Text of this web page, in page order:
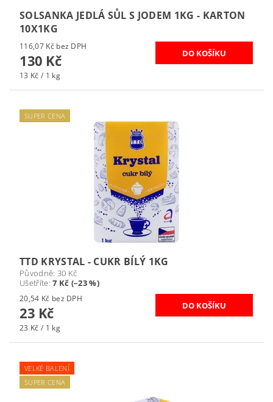
SOLSANKA JEDLÁ SŮL S JODEM 1KG - KARTON
10X1KG
116,07 Kč bez DPH
130 Kč
13 Kč / 1 kg
SUPER CENA
TTD KRYSTAL - CUKR BÍLÝ 1KG
Původně: 30 Kč
Ušetříte:7 Kč (–23 %)
20,54 Kč bez DPH
23 Kč
23 Kč / 1 kg
VELKÉ BALENÍ
SUPER CENA